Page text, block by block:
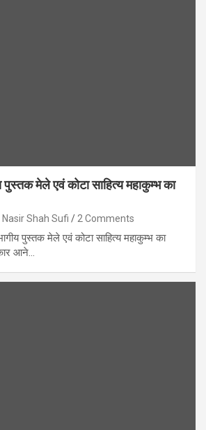
पुस्तक मेले एवं कोटा साहित्य महाकुम्भ का
Nasir Shah Sufi 2 Comments
पुस्तक मेले एवं कोटा साहित्य महाकुम्भ का
आने…